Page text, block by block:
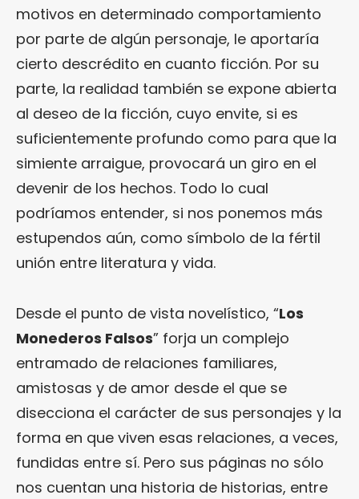
motivos en determinado comportamiento
por parte de algún personaje, le aportaría
cierto descrédito en cuanto ficción. Por su
parte, la realidad también se expone abierta
al deseo de la ficción, cuyo envite, si es
suficientemente profundo como para que la
simiente arraigue, provocará un giro en el
devenir de los hechos. Todo lo cual
podríamos entender, si nos ponemos más
estupendos aún, como símbolo de la fértil
unión entre literatura y vida.
Desde el punto de vista novelístico, “Los
Monederos Falsos” forja un complejo
entramado de relaciones familiares,
amistosas y de amor desde el que se
disecciona el carácter de sus personajes y la
forma en que viven esas relaciones, a veces,
fundidas entre sí. Pero sus páginas no sólo
nos cuentan una historia de historias, entre